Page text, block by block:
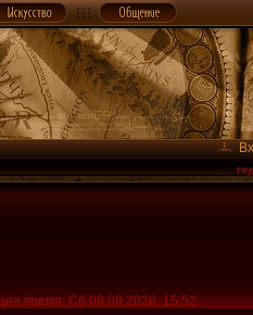
время: Сб 08.08.2026, 15:52